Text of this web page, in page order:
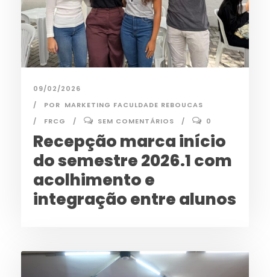
09/02/2026
POR MARKETING FACULDADE REBOUCAS
FRCG
SEM COMENTÁRIOS 0
Recepção marca início
do semestre 2026.1 com
acolhimento e
integração entre alunos